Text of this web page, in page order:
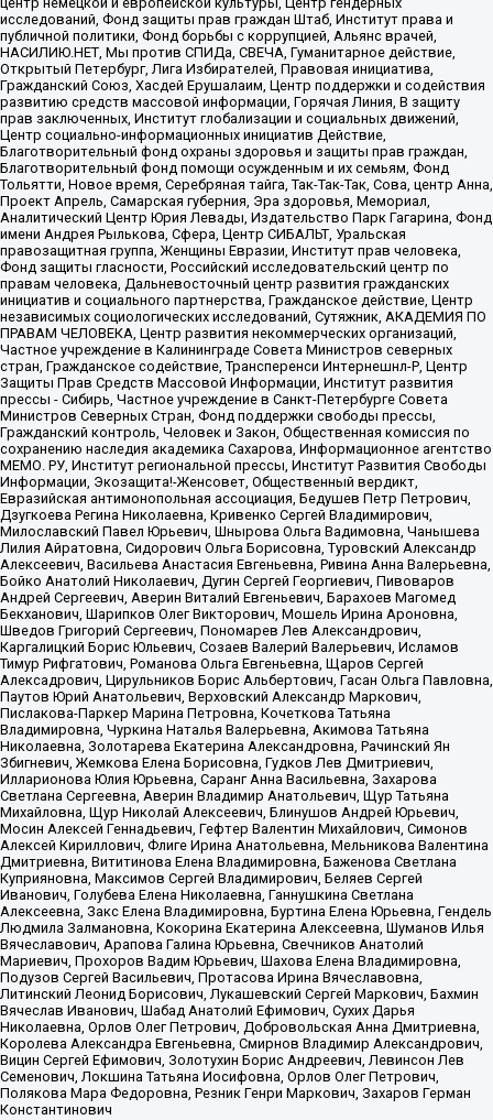
исследований, Фонд защиты прав граждан Штаб, Институт права и
публичной политики, Фонд борьбы с коррупцией, Альянс врачей,
НАСИЛИЮ.НЕТ, Мы против СПИДа, СВЕЧА, Гуманитарное действие,
Открытый Петербург, Лига Избирателей, Правовая инициатива,
Гражданский Союз, Хасдей Ерушалаим, Центр поддержки и содействия
развитию средств массовой информации, Горячая Линия, В защиту
прав заключенных, Институт глобализации и социальных движений,
Центр социально-информационных инициатив Действие,
Благотворительный фонд охраны здоровья и защиты прав граждан,
Благотворительный фонд помощи осужденным и их семьям, Фонд
Тольятти, Новое время, Серебряная тайга, Так-Так-Так, Сова, центр Анна,
Проект Апрель, Самарская губерния, Эра здоровья, Мемориал,
Аналитический Центр Юрия Левады, Издательство Парк Гагарина, Фонд
имени Андрея Рылькова, Сфера, Центр СИБАЛЬТ, Уральская
правозащитная группа, Женщины Евразии, Институт прав человека,
Фонд защиты гласности, Российский исследовательский центр по
правам человека, Дальневосточный центр развития гражданских
инициатив и социального партнерства, Гражданское действие, Центр
независимых социологических исследований, Сутяжник, АКАДЕМИЯ ПО
ПРАВАМ ЧЕЛОВЕКА, Центр развития некоммерческих организаций,
Частное учреждение в Калининграде Совета Министров северных
стран, Гражданское содействие, Трансперенси Интернешнл-Р, Центр
Защиты Прав Средств Массовой Информации, Институт развития
прессы - Сибирь, Частное учреждение в Санкт-Петербурге Совета
Министров Северных Стран, Фонд поддержки свободы прессы,
Гражданский контроль, Человек и Закон, Общественная комиссия по
сохранению наследия академика Сахарова, Информационное агентство
МЕМО. РУ, Институт региональной прессы, Институт Развития Свободы
Информации, Экозащита!-Женсовет, Общественный вердикт,
Евразийская антимонопольная ассоциация, Бедушев Петр Петрович,
Дзугкоева Регина Николаевна, Кривенко Сергей Владимирович,
Милославский Павел Юрьевич, Шнырова Ольга Вадимовна, Чанышева
Лилия Айратовна, Сидорович Ольга Борисовна, Туровский Александр
Алексеевич, Васильева Анастасия Евгеньевна, Ривина Анна Валерьевна,
Бойко Анатолий Николаевич, Дугин Сергей Георгиевич, Пивоваров
Андрей Сергеевич, Аверин Виталий Евгеньевич, Барахоев Магомед
Бекханович, Шарипков Олег Викторович, Мошель Ирина Ароновна,
Шведов Григорий Сергеевич, Пономарев Лев Александрович,
Каргалицкий Борис Юльевич, Созаев Валерий Валерьевич, Исламов
Тимур Рифгатович, Романова Ольга Евгеньевна, Щаров Сергей
Алексадрович, Цирульников Борис Альбертович, Гасан Ольга Павловна,
Паутов Юрий Анатольевич, Верховский Александр Маркович,
Пислакова-Паркер Марина Петровна, Кочеткова Татьяна
Владимировна, Чуркина Наталья Валерьевна, Акимова Татьяна
Николаевна, Золотарева Екатерина Александровна, Рачинский Ян
Збигневич, Жемкова Елена Борисовна, Гудков Лев Дмитриевич,
Илларионова Юлия Юрьевна, Саранг Анна Васильевна, Захарова
Светлана Сергеевна, Аверин Владимир Анатольевич, Щур Татьяна
Михайловна, Щур Николай Алексеевич, Блинушов Андрей Юрьевич,
Мосин Алексей Геннадьевич, Гефтер Валентин Михайлович, Симонов
Алексей Кириллович, Флиге Ирина Анатольевна, Мельникова Валентина
Дмитриевна, Вититинова Елена Владимировна, Баженова Светлана
Куприяновна, Максимов Сергей Владимирович, Беляев Сергей
Иванович, Голубева Елена Николаевна, Ганнушкина Светлана
Алексеевна, Закс Елена Владимировна, Буртина Елена Юрьевна, Гендель
Людмила Залмановна, Кокорина Екатерина Алексеевна, Шуманов Илья
Вячеславович, Арапова Галина Юрьевна, Свечников Анатолий
Мариевич, Прохоров Вадим Юрьевич, Шахова Елена Владимировна,
Подузов Сергей Васильевич, Протасова Ирина Вячеславовна,
Литинский Леонид Борисович, Лукашевский Сергей Маркович, Бахмин
Вячеслав Иванович, Шабад Анатолий Ефимович, Сухих Дарья
Николаевна, Орлов Олег Петрович, Добровольская Анна Дмитриевна,
Королева Александра Евгеньевна, Смирнов Владимир Александрович,
Вицин Сергей Ефимович, Золотухин Борис Андреевич, Левинсон Лев
Семенович, Локшина Татьяна Иосифовна, Орлов Олег Петрович,
Полякова Мара Федоровна, Резник Генри Маркович, Захаров Герман
Константинович